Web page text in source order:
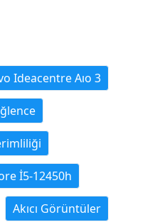
Ideacentre Aıo 3
İ5-12450h
Akıcı Görüntüler